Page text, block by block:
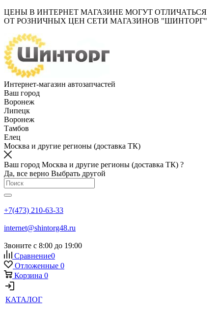
ЦЕНЫ В ИНТЕРНЕТ МАГАЗИНЕ МОГУТ ОТЛИЧАТЬСЯ
ОТ РОЗНИЧНЫХ ЦЕН СЕТИ МАГАЗИНОВ "ШИНТОРГ"
Интернет-магазин автозапчастей
Ваш город
Воронеж
Липецк
Воронеж
Тамбов
Елец
Москва и другие регионы (доставка ТК)
Ваш город Москва и другие регионы (доставка ТК) ?
Да, все верно Выбрать другой
+7(473) 210-63-33
internet@shintorg48.ru
Звоните с 8:00 до 19:00
Сравнение0
Отложенные 0
Корзина 0
КАТАЛОГ